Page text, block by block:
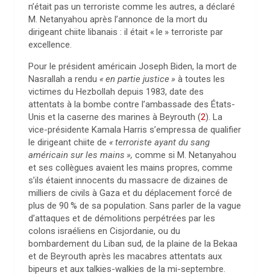
n’était pas un terroriste comme les autres, a déclaré
M. Netanyahou après l’annonce de la mort du
dirigeant chiite libanais : il était « le » terroriste par
excellence.
Pour le président américain Joseph Biden, la mort de
Nasrallah a rendu «en partie justice » à toutes les
victimes du Hezbollah depuis 1983, date des
attentats à la bombe contre l’ambassade des États-
Unis et la caserne des marines à Beyrouth (2). La
vice-présidente Kamala Harris s’empressa de qualifier
le dirigeant chiite de «terroriste ayant du sang
américain sur les mains », comme si M. Netanyahou
et ses collègues avaient les mains propres, comme
s’ils étaient innocents du massacre de dizaines de
milliers de civils à Gaza et du déplacement forcé de
plus de 90 % de sa population. Sans parler de la vague
d’attaques et de démolitions perpétrées par les
colons israéliens en Cisjordanie, ou du
bombardement du Liban sud, de la plaine de la Bekaa
et de Beyrouth après les macabres attentats aux
bipeurs et aux talkies-walkies de la mi-septembre.